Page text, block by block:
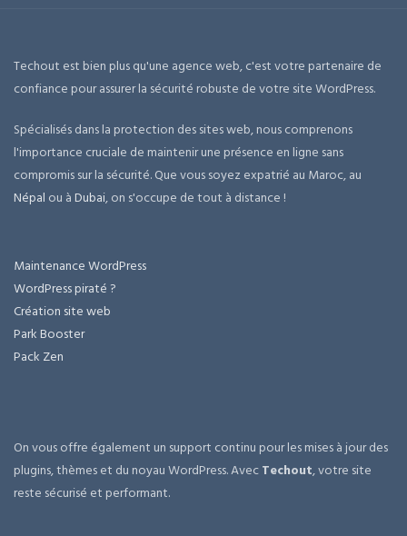
Techout est bien plus qu'une agence web, c'est votre partenaire de
confiance pour assurer la sécurité robuste de votre site WordPress.
Spécialisés dans la protection des sites web, nous comprenons
l'importance cruciale de maintenir une présence en ligne sans
compromis sur la sécurité. Que vous soyez expatrié au Maroc, au
Népal ou àDubai, on s'occupe de tout à distance !
Maintenance WordPress
WordPress piraté ?
Création site web
Park Booster
Pack Zen
On vous offre également un support continu pour les mises à jour des
plugins, thèmes et du noyau WordPress. AvecTechout, votre site
reste sécurisé et performant.